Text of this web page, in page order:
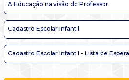
A Educação na visão do Professor
Cadastro Escolar Infantil
Cadastro Escolar Infantil - Lista de Espera